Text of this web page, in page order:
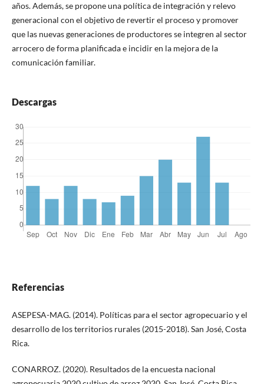
años. Además, se propone una política de integración y relevo
generacional con el objetivo de revertir el proceso y promover
que las nuevas generaciones de productores se integren al sector
arrocero de forma planificada e incidir en la mejora de la
comunicación familiar.
Descargas
Referencias
ASEPESA-MAG. (2014). Políticas para el sector agropecuario y el
desarrollo de los territorios rurales (2015-2018). San José, Costa
Rica.
CONARROZ. (2020). Resultados de la encuesta nacional